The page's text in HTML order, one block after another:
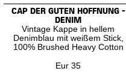
CAP DER GUTEN HOFFNUNG -
DENIM
Vintage Kappe in hellem
Denimblau mit weißem Stick,
100% Brushed Heavy Cotton
Eur 35